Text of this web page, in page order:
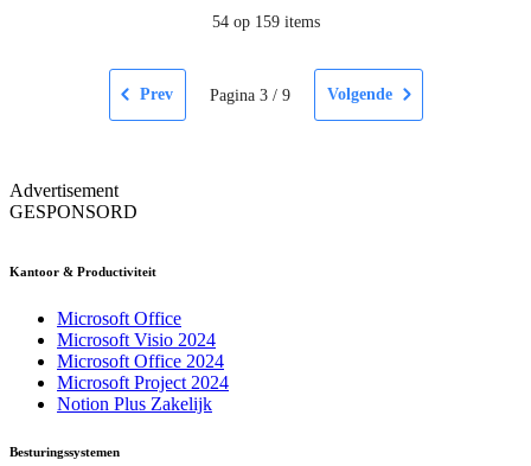
54 op 159 items
Prev Pagina 3/ 9 Volgende
Advertisement
GESPONSORD
Kantoor & Productiviteit
Microsoft Office
Microsoft Visio 2024
Microsoft Office 2024
Microsoft Project 2024
Notion Plus Zakelijk
Besturingssystemen